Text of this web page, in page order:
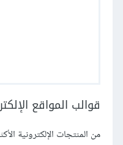
قوالب المواقع
من المنتجات الإلكترونية